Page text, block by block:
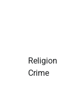
Religion
Crime